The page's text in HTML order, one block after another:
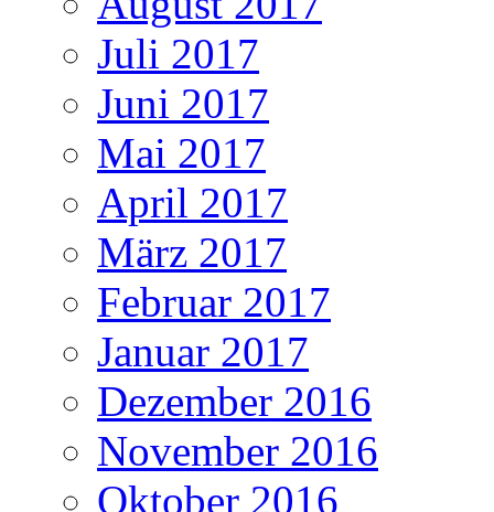
Juli 2017
Juni 2017
Mai 2017
April 2017
März 2017
Februar 2017
Januar 2017
Dezember 2016
November 2016
Oktober 2016